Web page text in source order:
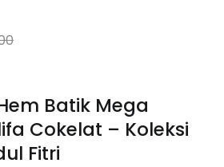
Batik Mega
Cokelat – Koleksi
Fitri